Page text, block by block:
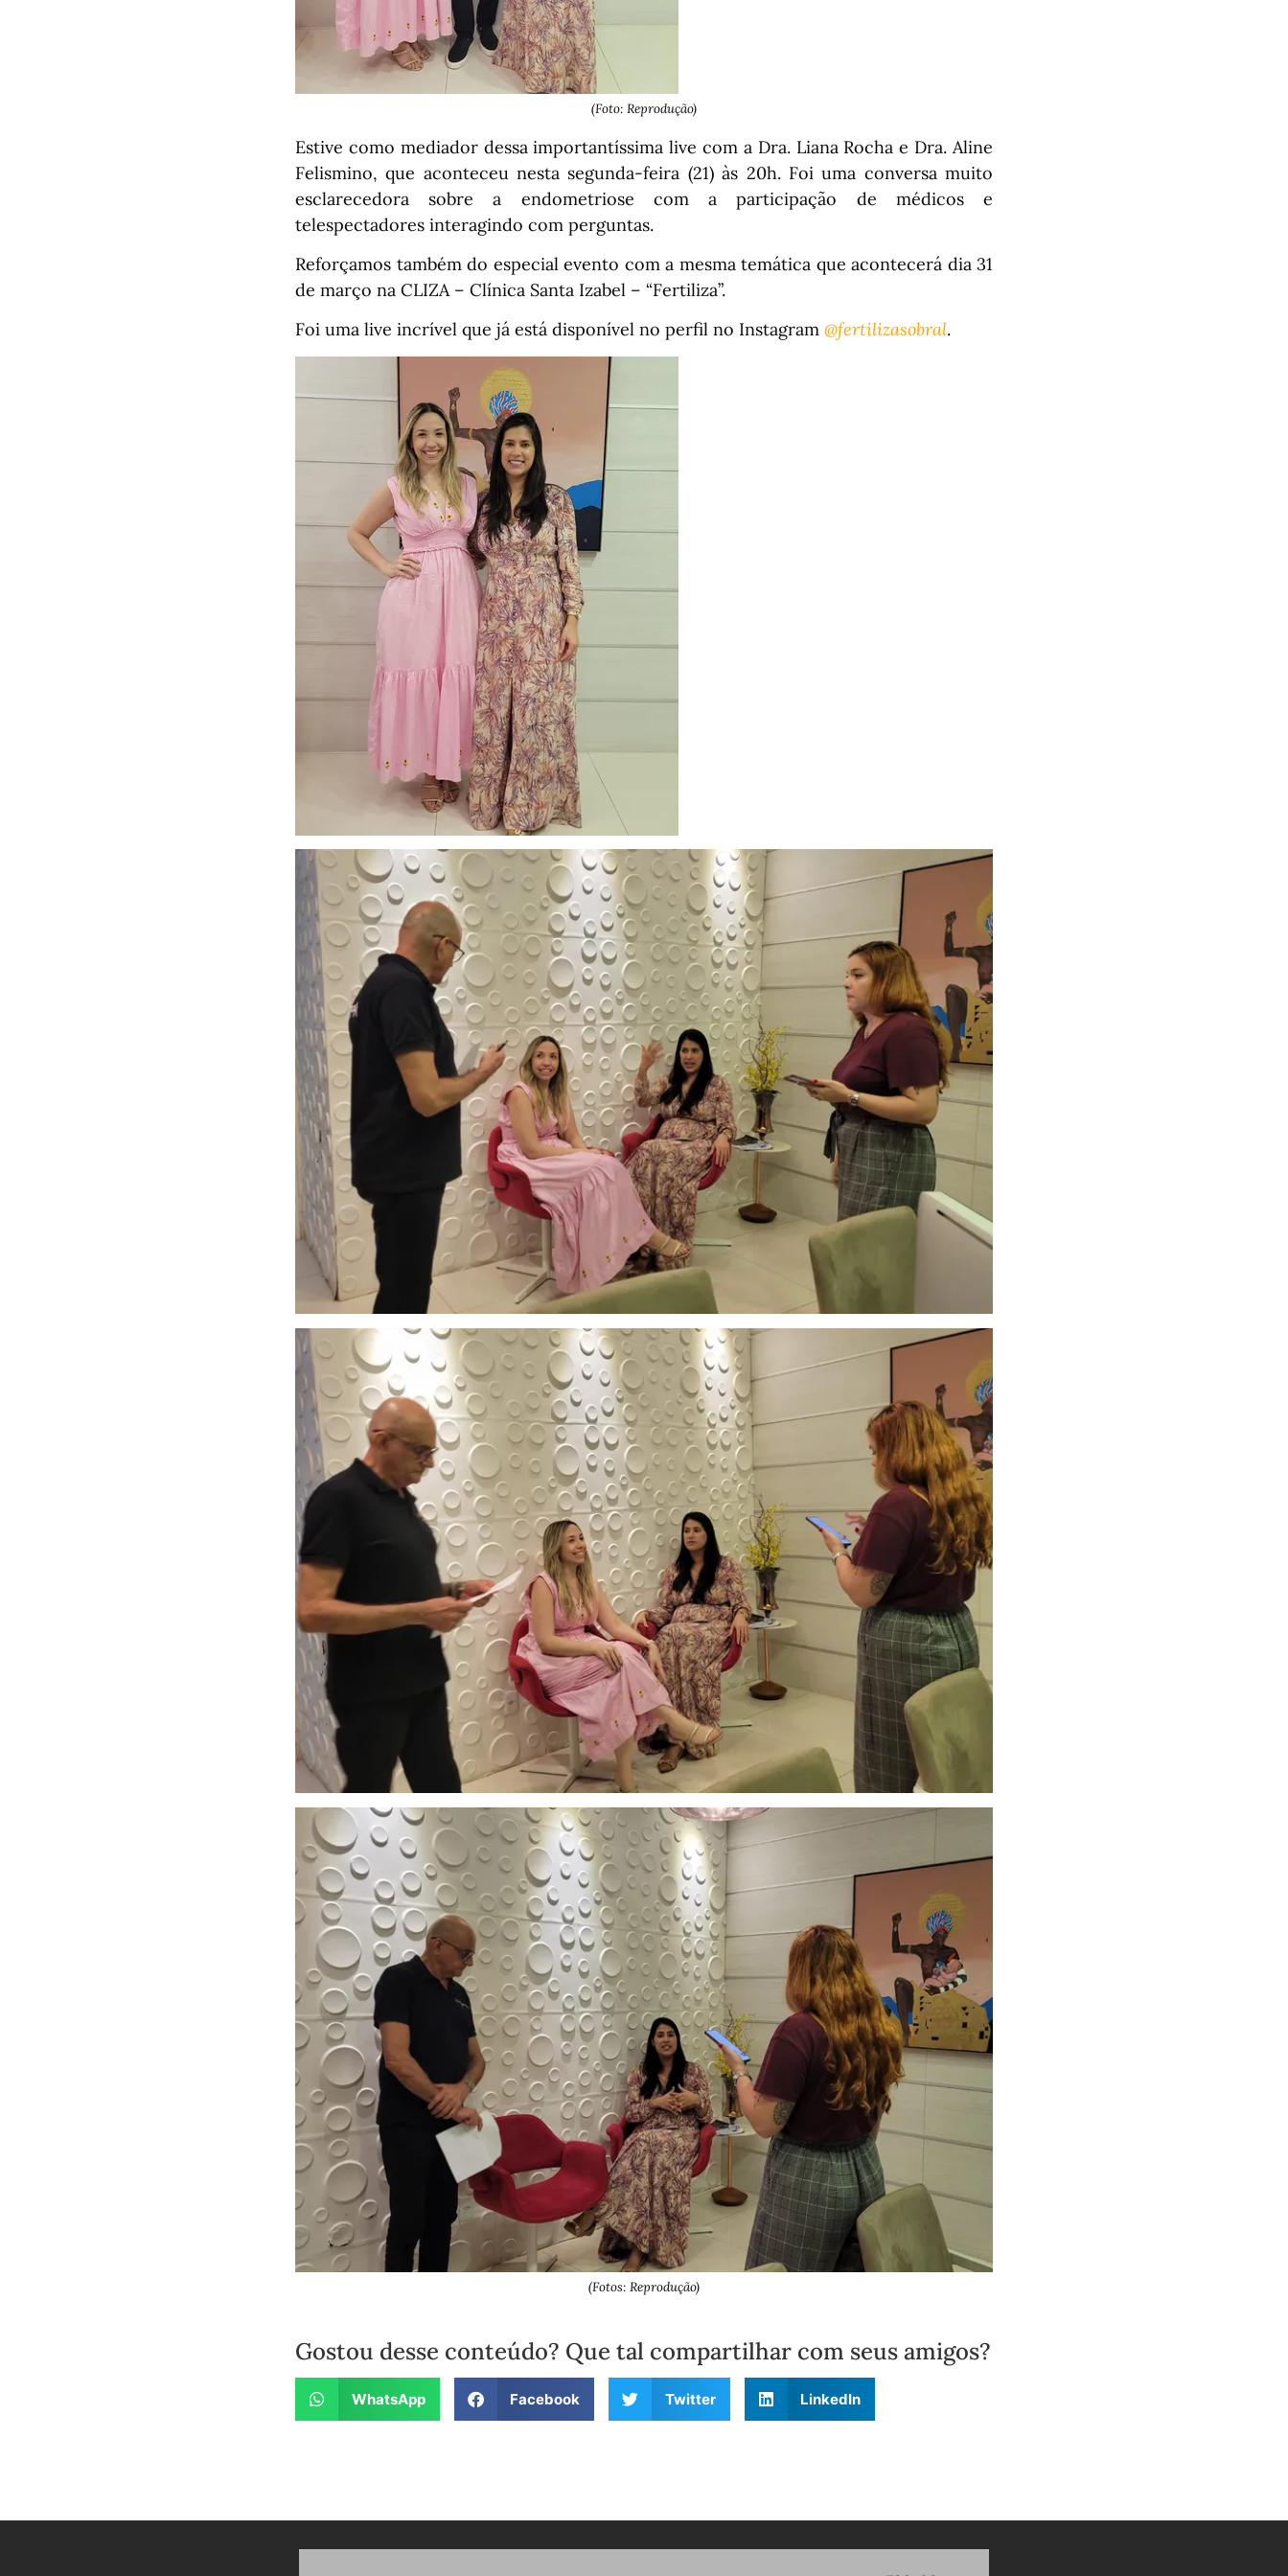
(Foto: Reprodução)
Estive como mediador dessa importantíssima live com a Dra. Liana Rocha e Dra. Aline
Felismino, que aconteceu nesta segunda-feira (21) às 20h. Foi uma conversa muito
esclarecedora sobre a endometriose com a participação de médicos e
telespectadores interagindo com perguntas.
Reforçamos também do especial evento com a mesma temática que acontecerá dia 31
de março na CLIZA – Clínica Santa Izabel – “Fertiliza”.
Foi uma live incrível que já está disponível no perfil no Instagram @fertilizasobral.
(Fotos: Reprodução)
Gostou desse conteúdo? Que tal compartilhar com seus amigos?
WhatsApp Facebook Twitter LinkedIn